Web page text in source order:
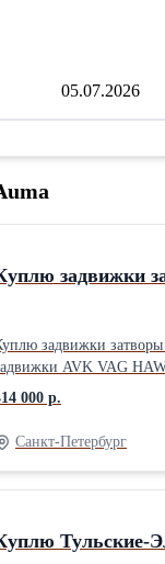
05.07.2026
задвижки
задвижки
000 р.
Санкт-Петербург
Тульские-